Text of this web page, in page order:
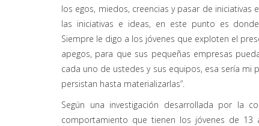
los egos, miedos, creencias y pasar de
las iniciativas e ideas, en este punto es
Siempre le digo a los jóvenes que exploten el
apegos, para que sus pequeñas empresas
cada uno de ustedes y sus equipos, esa sería
persistan hasta materializarlas”.
Según una investigación desarrollada por la
comportamiento que tienen los jóvenes de 13